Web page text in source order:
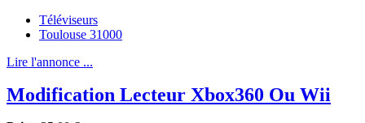
Téléviseurs
Toulouse 31000
Lire l'annonce ...
Modification Lecteur Xbox360 Ou Wii